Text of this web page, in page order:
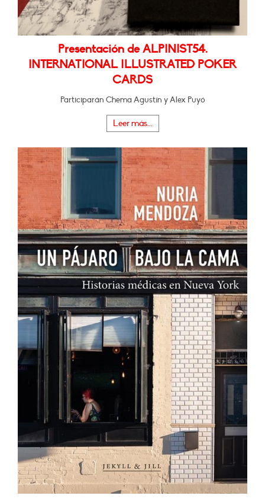
Presentación de ALPINIST54.
INTERNATIONAL ILLUSTRATED POKER
CARDS
Participarán Chema Agustín y Alex Puyó
Leer más...